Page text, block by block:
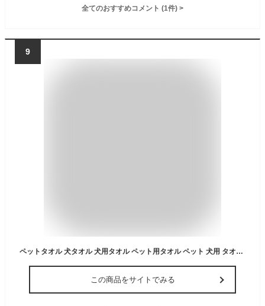
全てのおすすめコメント (1件) >
9
ペットタオル 犬タオル 犬用タオル ペット用タオル ペット 犬用 タオル 犬バスタオル 超吸水 体拭き マイクロファイバー 犬 猫 吸水 乾く すぐ乾く 乾燥 バスタオル お風呂 ペット用 吸水タオル 大型犬 小型犬 大きめ 大サイズ プレゼント
この商品をサイトでみる